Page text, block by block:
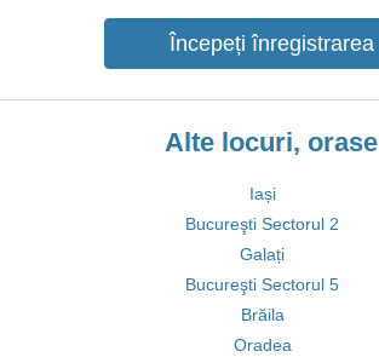
Începeți înregistrarea
Alte locuri, orase
Iași
Bucureşti Sectorul 2
Galați
Bucureşti Sectorul 5
Brăila
Oradea